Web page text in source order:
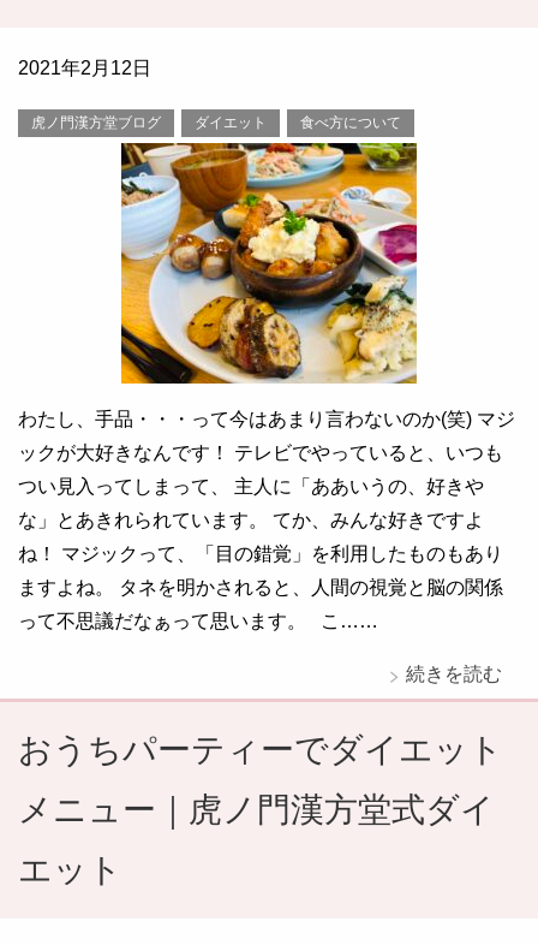
2021年2月12日
虎ノ門漢方堂ブログ ダイエット 食べ方について
わたし、手品・・・って今はあまり言わないのか(笑) マジ
ックが大好きなんです！ テレビでやっていると、いつも
つい見入ってしまって、 主人に「ああいうの、好きや
な」とあきれられています。 てか、みんな好きですよ
ね！ マジックって、「目の錯覚」を利用したものもあり
ますよね。 タネを明かされると、人間の視覚と脳の関係
って不思議だなぁって思います。 こ……
続きを読む
おうちパーティーでダイエット
メニュー｜虎ノ門漢方堂式ダイ
エット